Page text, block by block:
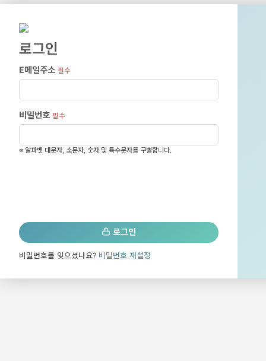
로그인
E메일주소 필수
비밀번호 필수
※ 알파벳 대문자, 소문자, 숫자 및 특수문자를 구별합니다.
로그인
비밀번호를 잊으셨나요? 비밀번호 재설정